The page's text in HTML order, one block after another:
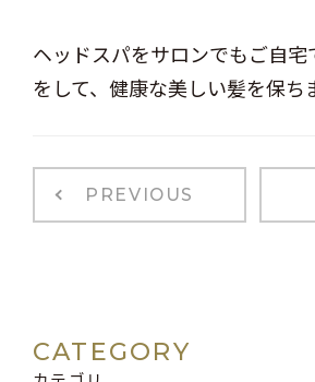
ヘッドスパをサロンでもご自宅
をして、健康な美しい髪を保
PREVIOUS
CATEGORY